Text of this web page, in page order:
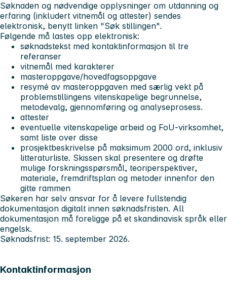
Søknaden og nødvendige opplysninger om utdanning og
erfaring (inkludert vitnemål og attester) sendes
elektronisk, benytt linken "Søk stillingen".
Følgende må lastes opp elektronisk:
søknadstekst med kontaktinformasjon til tre
referanser
vitnemål med karakterer
masteroppgave/hovedfagsoppgave
resymé av masteroppgaven med særlig vekt på
problemstillingens vitenskapelige begrunnelse,
metodevalg, gjennomføring og analyseprosess.
attester
eventuelle vitenskapelige arbeid og FoU-virksomhet,
samt liste over disse
prosjektbeskrivelse på maksimum 2000 ord, inklusiv
litteraturliste. Skissen skal presentere og drøfte
mulige forskningsspørsmål, teoriperspektiver,
materiale, fremdriftsplan og metoder innenfor den
gitte rammen
Søkeren har selv ansvar for å levere fullstendig
dokumentasjon digitalt innen søknadsfristen. All
dokumentasjon må foreligge på et skandinavisk språk eller
engelsk.
Søknadsfrist: 15. september 2026.
Kontaktinformasjon